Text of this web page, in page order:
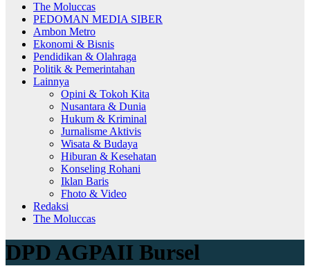
The Moluccas
PEDOMAN MEDIA SIBER
Ambon Metro
Ekonomi & Bisnis
Pendidikan & Olahraga
Politik & Pemerintahan
Lainnya
Opini & Tokoh Kita
Nusantara & Dunia
Hukum & Kriminal
Jurnalisme Aktivis
Wisata & Budaya
Hiburan & Kesehatan
Konseling Rohani
Iklan Baris
Fhoto & Video
Redaksi
The Moluccas
DPD AGPAII Bursel